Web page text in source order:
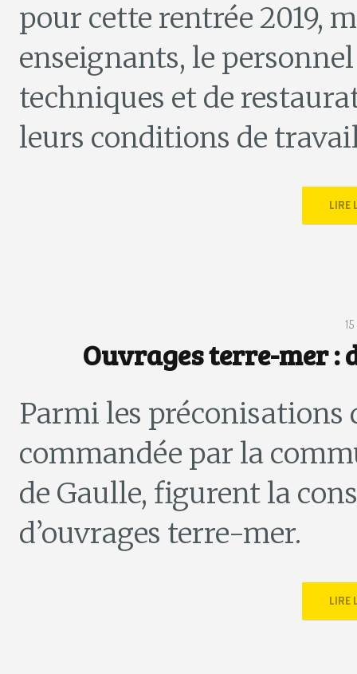
pour cette rentrée 2019,
enseignants, le
techniques et de
leurs conditions de
LIRE
Ouvrages terre-mer
Parmi les préconisations
commandée par la
de Gaulle, figurent la
d’ouvrages terre-mer.
LIRE